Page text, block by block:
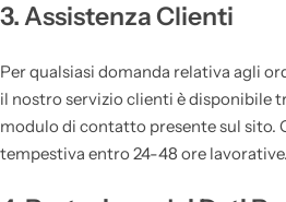
3. Assistenza Clienti
Per qualsiasi domanda relativa agli
il nostro servizio clienti è disponibile
modulo di contatto presente sul sito.
tempestiva entro 24-48 ore lavorative.